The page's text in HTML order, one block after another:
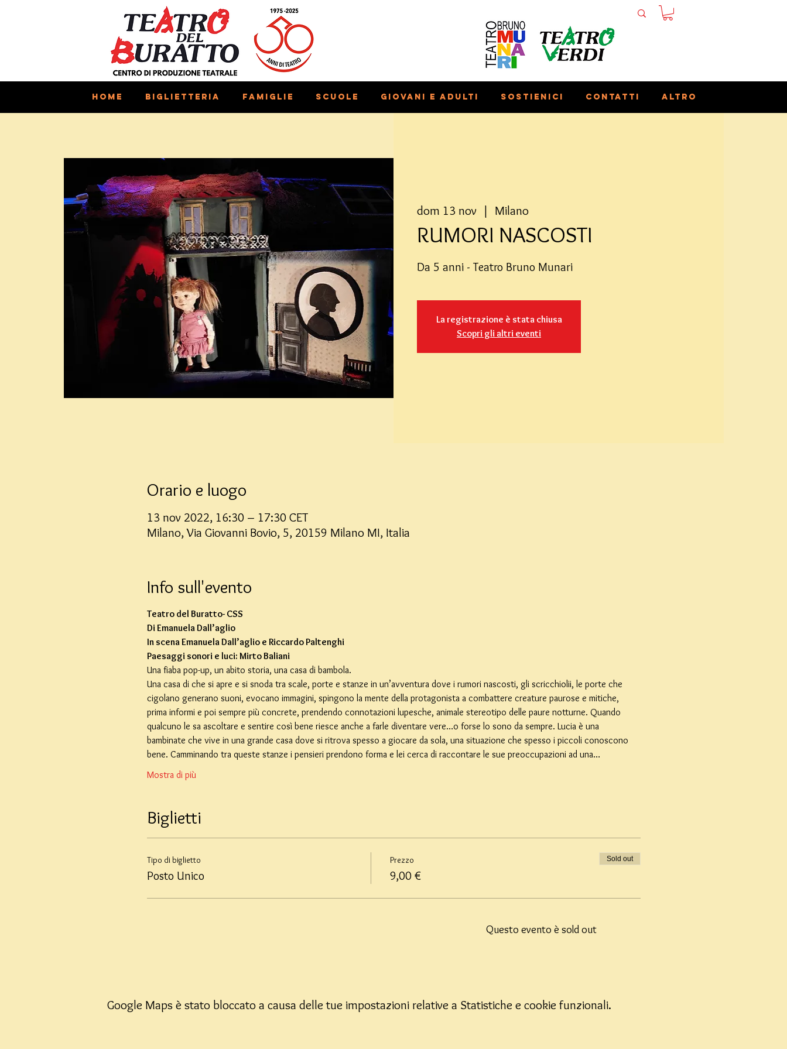
Home Biglietteria Famiglie Scuole Giovani e adulti Sostienici Contatti Altro
dom 13 nov
  |
Milano
RUMORI NASCOSTI
Da 5 anni - Teatro Bruno Munari
La registrazione è stata chiusa
Scopri gli altri eventi
Orario e luogo
13 nov 2022, 16:30 – 17:30 CET
Milano, Via Giovanni Bovio, 5, 20159 Milano MI, Italia
Info sull'evento
Teatro del Buratto- CSS
Di Emanuela Dall’aglio
In scena Emanuela Dall’aglio e Riccardo Paltenghi
Paesaggi sonori e luci: Mirto Baliani
Una fiaba pop-up, un abito storia, una casa di bambola.
Una casa di che si apre e si snoda tra scale, porte e stanze in un’avventura dove i rumori nascosti, gli scricchiolii, le porte che
cigolano generano suoni, evocano immagini, spingono la mente della protagonista a combattere creature paurose e mitiche,
prima informi e poi sempre più concrete, prendendo connotazioni lupesche, animale stereotipo delle paure notturne. Quando
qualcuno le sa ascoltare e sentire così bene riesce anche a farle diventare vere…o forse lo sono da sempre. Lucia è una
bambinate che vive in una grande casa dove si ritrova spesso a giocare da sola, una situazione che spesso i piccoli conoscono
bene. Camminando tra queste stanze i pensieri prendono forma e lei cerca di raccontare le sue preoccupazioni ad una…
Mostra di più
Biglietti
Tipo di biglietto
Posto Unico
Prezzo
9,00 €
Sold out
Questo evento è sold out
Google Maps è stato bloccato a causa delle tue impostazioni relative a Statistiche e cookie funzionali.